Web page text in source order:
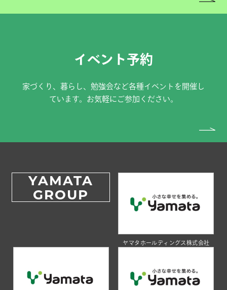
イベント予約
家づくり、暮らし、勉強会など各種イベントを開催し
ています。お気軽にご参加ください。
YAMATA
GROUP
ヤマタホールディングス株式会社